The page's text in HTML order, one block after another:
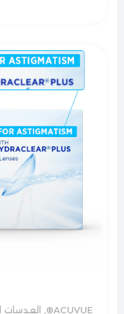
ACUVUE® العدسات